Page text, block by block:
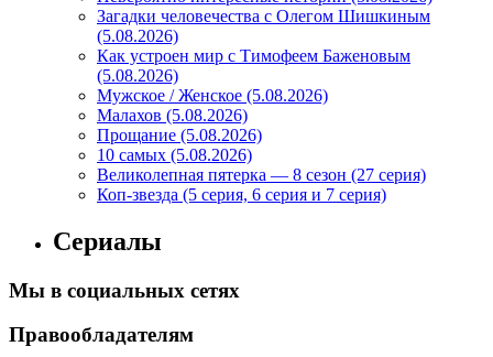
Загадки человечества с Олегом Шишкиным
(5.08.2026)
Как устроен мир с Тимофеем Баженовым
(5.08.2026)
Мужское / Женское (5.08.2026)
Малахов (5.08.2026)
Прощание (5.08.2026)
10 самых (5.08.2026)
Великолепная пятерка — 8 сезон (27 серия)
Коп-звезда (5 серия, 6 серия и 7 серия)
Сериалы
Мы в социальных сетях
Правообладателям